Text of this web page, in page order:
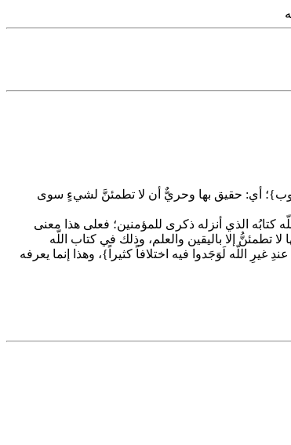
أي: حقيق بها وحريٌّ أن لا تطمئنَّ لشيءٍ سوى
كتابُه الذي أنزله ذكرى للمؤمنين؛ فعلى هذا معنى
تطمئنُّ إلا باليقين والعلم، وذلك في كتاب اللّه
اللّه لَوَجَدوا فيه اختلافاً كثيراً}، وهذا إنما يعرفه